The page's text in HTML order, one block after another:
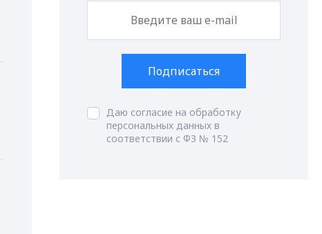
Подписаться
Даю согласие на обработку
персональных данных в
соответствии с ФЗ № 152